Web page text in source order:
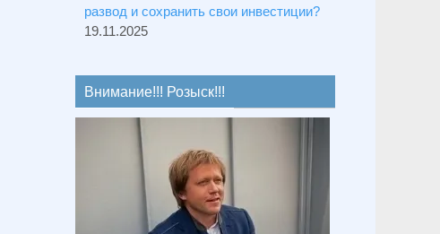
развод и сохранить свои инвестиции?
19.11.2025
Внимание!!! Розыск!!!